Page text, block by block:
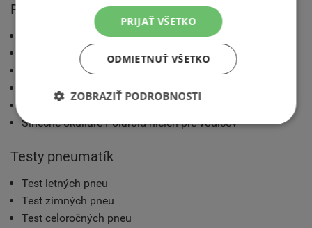
Pre motoristov
Katalóg pneumatík
Technické rady
Výrobcovia pneumatík
Konfigurátory tretích strán
Slnečné okuliare Polaroid nielen pre vodičov
Testy pneumatík
Test letných pneu
Test zimných pneu
Test celoročných pneu
PRIJAŤ VŠETKO
ODMIETNUŤ VŠETKO
ZOBRAZIŤ PODROBNOSTI